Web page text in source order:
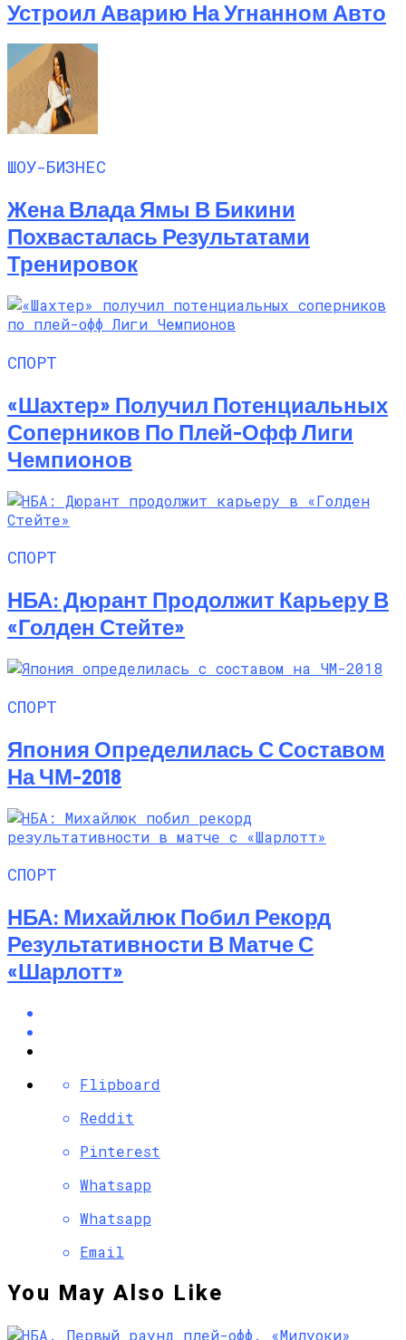
Устроил Аварию На Угнанном Авто
ШОУ-БИЗНЕС
Жена Влада Ямы В Бикини
Похвасталась Результатами
Тренировок
СПОРТ
«Шахтер» Получил Потенциальных
Соперников По Плей-Офф Лиги
Чемпионов
СПОРТ
НБА: Дюрант Продолжит Карьеру В
«Голден Стейте»
СПОРТ
Япония Определилась С Составом
На ЧМ-2018
СПОРТ
НБА: Михайлюк Побил Рекорд
Результативности В Матче С
«Шарлотт»
Flipboard
Reddit
Pinterest
Whatsapp
Whatsapp
Email
You May Also Like